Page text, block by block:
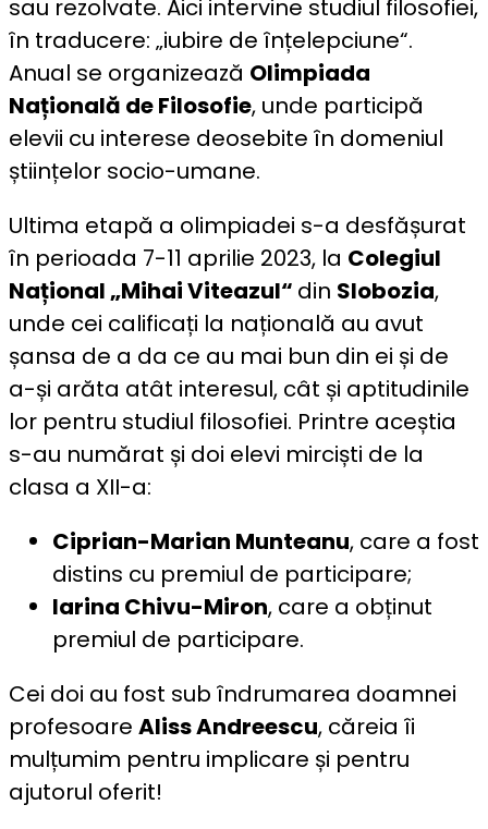
sau rezolvate. Aici intervine studiul filosofiei,
în traducere: „iubire de înțelepciune“.
Anual se organizează Olimpiada
Națională de Filosofie, unde participă
elevii cu interese deosebite în domeniul
științelor socio-umane.
Ultima etapă a olimpiadei s-a desfășurat
în perioada 7-11 aprilie 2023, la Colegiul
Național „Mihai Viteazul“ din Slobozia,
unde cei calificați la națională au avut
șansa de a da ce au mai bun din ei și de
a-și arăta atât interesul, cât și aptitudinile
lor pentru studiul filosofiei. Printre aceștia
s-au numărat și doi elevi mirciști de la
clasa a XII-a:
Ciprian-Marian Munteanu, care a fost
distins cu premiul de participare;
Iarina Chivu-Miron, care a obținut
premiul de participare.
Cei doi au fost sub îndrumarea doamnei
profesoare Aliss Andreescu, căreia îi
mulțumim pentru implicare și pentru
ajutorul oferit!